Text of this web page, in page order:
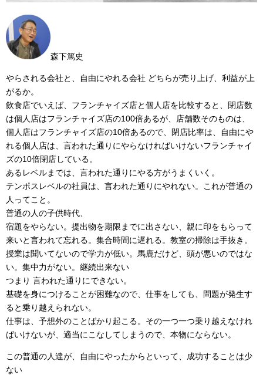
森下篤史
やらされる会社と、自由にやれる会社 どちらが売り上げ、利益が上
がるか。
飲食店でいえば、フランチャイズ店と個人店を比較すると、閉店数
は個人店はフランチャイズ店の100倍あるが、店舗数そのものは、
個人店はフランチャイズ店の10倍あるので、閉店比率は、自由にや
れる個人店は、言われた通りにやらなければいけないフランチャイ
ズの10倍閉店している。
あるレベルまでは、言われた通りにやる方がうまくいく。
テンポスレベルの社員は、言われた通りにやれない。これが普通の
人ってこと。
普通の人の子供時代、
宿題をやらない。提出物を期限までに出さない、親に印をもらって
来いと言われて忘れる。集合時間に遅れる。教室の掃除は手抜き。
授業は聞いてないので学力が低い。馬鹿だけど、頭が悪いのではな
い。集中力がない。継続出来ない
つまり 言われた通りにできない。
基礎を身につけることが困難なので、仕事をしても、問題が発生す
ると乗り越えられない。
仕事は、予想外のことばかり起こる。その一つ一つ乗り越えなけれ
ばいけないが、適当にこなしてしまうので、本物にならない。
この普通の人達が、自由にやったからといって、成功することは少
ない